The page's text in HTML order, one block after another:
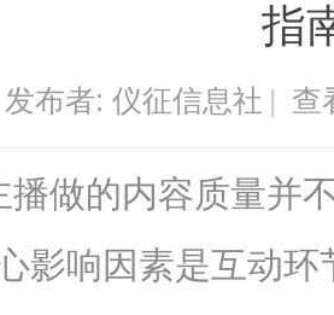
指
发布者: 仪征信息社 | 查
播做的内容质量并
影响因素是互动